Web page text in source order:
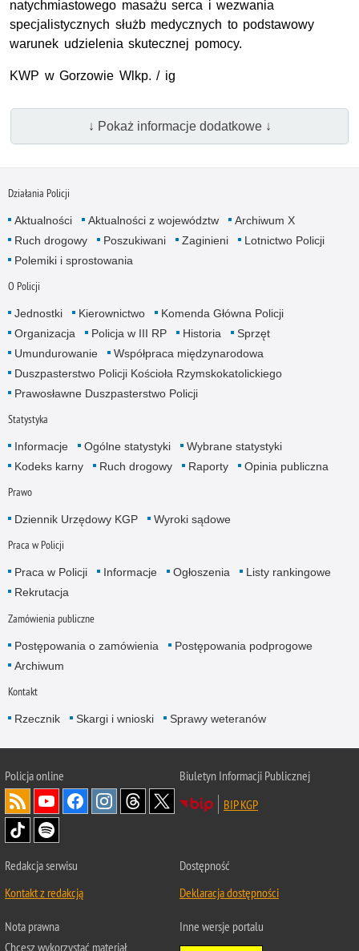
natychmiastowego masażu serca i wezwania
specjalistycznych służb medycznych to podstawowy
warunek udzielenia skutecznej pomocy.
KWP w Gorzowie Wlkp. / ig
↓ Pokaż informacje dodatkowe ↓
Działania Policji
Aktualności Aktualności z województw
Archiwum X
Ruch drogowy
Poszukiwani Zaginieni
Lotnictwo Policji
Polemiki i sprostowania
O Policji
Jednostki Kierownictwo
Komenda Główna Policji
Organizacja
Policja w III RP Historia
Sprzęt
Umundurowanie
Współpraca międzynarodowa
Duszpasterstwo Policji Kościoła Rzymskokatolickiego
Prawosławne Duszpasterstwo Policji
Statystyka
Informacje Ogólne statystyki
Wybrane statystyki
Kodeks karny
Ruch drogowy Raporty Opinia publiczna
Prawo
Dziennik Urzędowy KGP Wyroki sądowe
Praca w Policji
Praca w Policji Informacje Ogłoszenia
Listy rankingowe
Rekrutacja
Zamówienia publiczne
Postępowania o zamówienia
Postępowania podprogowe
Archiwum
Kontakt
Rzecznik Skargi i wnioski Sprawy weteranów
Policjaonline
Biuletyn Informacji Publicznej
BIP KGP
Redakcja serwisu
Kontakt z redakcją
Dostępność
Deklaracja dostępności
Nota prawna
Chcesz wykorzystać materiał
Inne wersje portalu